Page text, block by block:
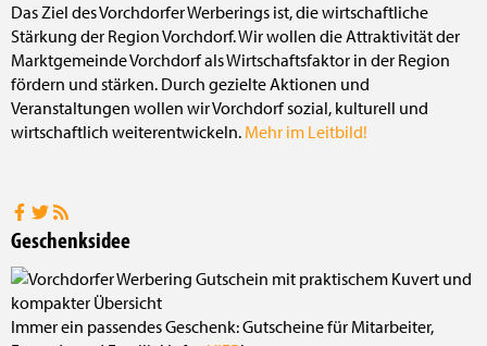
Das Ziel des Vorchdorfer Werberings ist, die wirtschaftliche
Stärkung der Region Vorchdorf. Wir wollen die Attraktivität der
Marktgemeinde Vorchdorf als Wirtschaftsfaktor in der Region
fördern und stärken. Durch gezielte Aktionen und
Veranstaltungen wollen wir Vorchdorf sozial, kulturell und
wirtschaftlich weiterentwickeln. Mehr im Leitbild!
Geschenksidee
Immer ein passendes Geschenk: Gutscheine für Mitarbeiter,